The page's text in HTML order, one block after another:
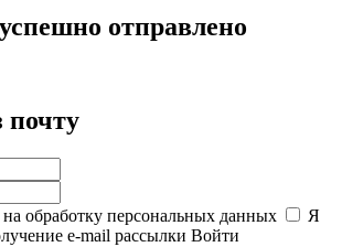
отправлено
почту
на обработку персональных данных
Я
e-mail рассылки Войти